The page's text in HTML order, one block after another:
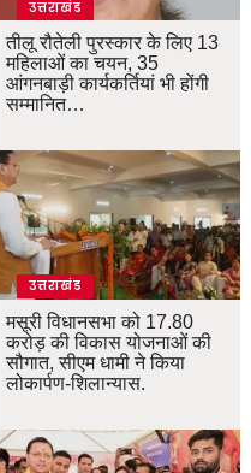
उत्तराखंड
तीलू रौतेली पुरस्कार के लिए 13
महिलाओं का चयन, 35
आंगनबाड़ी कार्यकर्तियां भी होंगी
सम्मानित…
उत्तराखंड
मसूरी विधानसभा को 17.80
करोड़ की विकास योजनाओं की
सौगात, सीएम धामी ने किया
लोकार्पण-शिलान्यास.